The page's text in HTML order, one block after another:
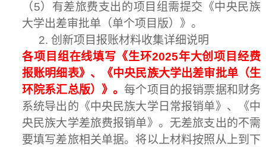
（5）有差旅费支出的项目组需提交《中央民族
大学出差审批单（单个项目版）》。
2. 创新项目报账材料收集详细说明
各项目组在线填写《生环2025年大创项目经费
报账明细表》、《中央民族大学出差审批单（生
环院系汇总版）》。每个项目的报销票据和财务
系统导出的《中央民族大学日常报销单》、《中
央民族大学差旅费报销单》。无差旅支出的不需
要填写差旅相关单据。将以上材料按照从上到下